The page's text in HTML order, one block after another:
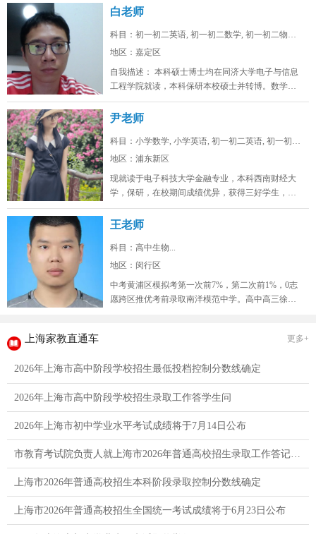
白老师
科目：初一初二英语, 初一初二数学, 初一初二物理, ...
地区：嘉定区
自我描述： 本科硕士博士均在同济大学电子与信息
工程学院就读，本科保研本校硕士并转博。数学高
考142，物理高考91，化学...
尹老师
科目：小学数学, 小学英语, 初一初二英语, 初一初二...
地区：浦东新区
现就读于电子科技大学金融专业，本科西南财经大
学，保研，在校期间成绩优异，获得三好学生，英
语四级证书，英语六级证书，英语六...
王老师
科目：高中生物...
地区：闵行区
中考黄浦区模拟考第一次前7%，第二次前1%，0志
愿跨区推优考前录取南洋模范中学。高中高三徐汇
上海家教直通车 更多+
2026年上海市高中阶段学校招生最低投档控制分数线确定
2026年上海市高中阶段学校招生录取工作答学生问
2026年上海市初中学业水平考试成绩将于7月14日公布
市教育考试院负责人就上海市2026年普通高校招生录取工作答记者问
上海市2026年普通高校招生本科阶段录取控制分数线确定
上海市2026年普通高校招生全国统一考试成绩将于6月23日公布